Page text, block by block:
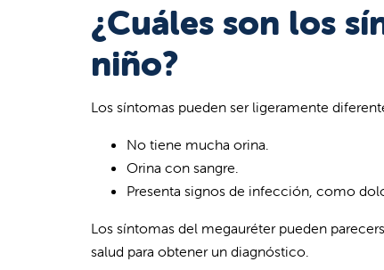
¿Cuáles son los
niño?
Los síntomas pueden ser ligeramente
No tiene mucha orina.
Orina con sangre.
Presenta signos de infección, como
Los síntomas del megauréter pueden
salud para obtener un diagnóstico.